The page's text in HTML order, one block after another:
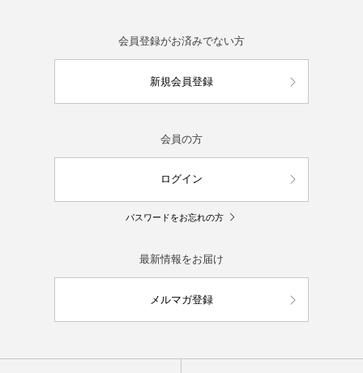
会員登録がお済みでない方
新規会員登録
会員の方
ログイン
パスワードをお忘れの方
最新情報をお届け
メルマガ登録